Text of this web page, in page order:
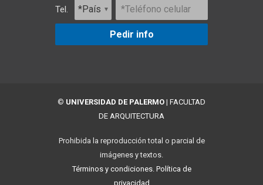
Tel.
Pedir info
© UNIVERSIDAD DE PALERMO | FACULTAD
DE ARQUITECTURA
Prohibida la reproducción total o parcial de
imágenes y textos.
Términos y condiciones. Política de
privacidad